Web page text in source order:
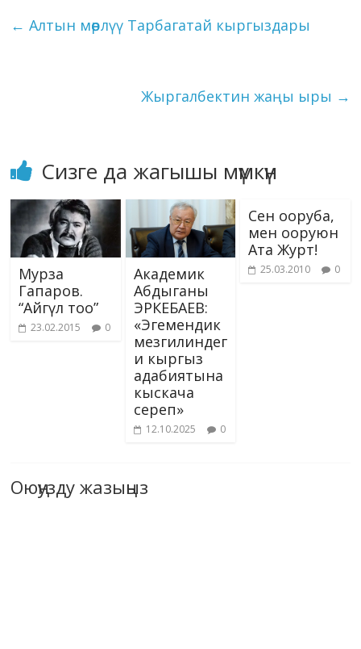
жүрүш-турушубузга,
o
o
a
m
dI
n
r er A
p
n
g
ni
l et y
k
e
← Алтын мөөрлүү Тарбагатай кыргыздары
Жыргалбектин жаңы ыры →
Сизге да жагышы мүмкүн
Мурза
Гапаров.
“Айгүл тоо”
23.02.2015 0
Академик
Абдыганы
ЭРКЕБАЕВ:
«Эгемендик
мезгилиндег
и кыргыз
адабиятына
кыскача
сереп»
12.10.2025 0
Сен ооруба,
мен ооруюн
Ата Журт!
25.03.2010 0
Оюңузду жазыңыз